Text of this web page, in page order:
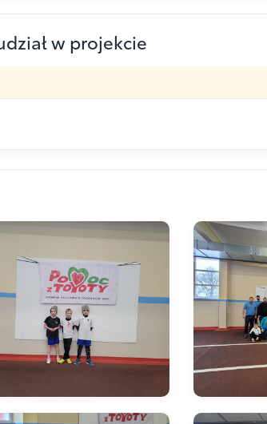
w projekcie